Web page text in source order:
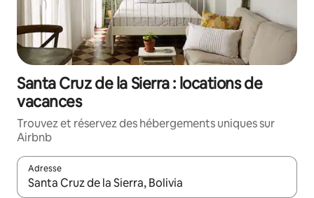
Santa Cruz de la Sierra : locations de
vacances
Trouvez et réservez des hébergements uniques sur
Airbnb
Adresse
Lorsque les résultats s'affichent, utilisez les flèches vers le